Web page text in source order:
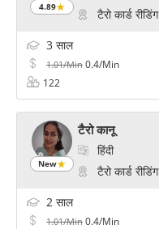
4.89
टैरो कार्ड रीडिंग
3 साल
1.01/Min 0.4/Min
122
New
टैरो कानू
हिंदी
टैरो कार्ड रीडिंग
2 साल
1.01/Min 0.4/Min